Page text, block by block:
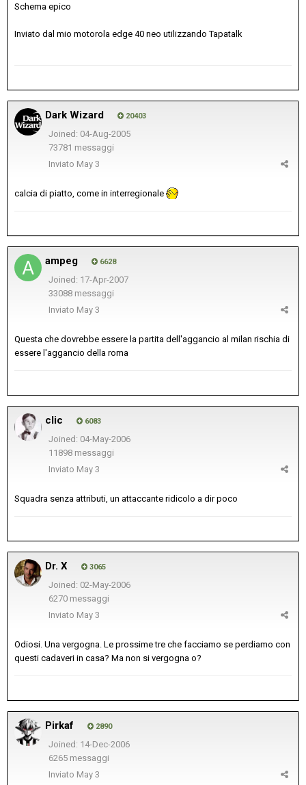
Schema epico
Inviato dal mio motorola edge 40 neo utilizzando Tapatalk
Dark Wizard 20403
Joined: 04-Aug-2005
73781 messaggi
Inviato May 3
calcia di piatto, come in interregionale
ampeg 6628
Joined: 17-Apr-2007
33088 messaggi
Inviato May 3
Questa che dovrebbe essere la partita dell'aggancio al milan rischia di
essere l'aggancio della roma
clic 6083
Joined: 04-May-2006
11898 messaggi
Inviato May 3
Squadra senza attributi, un attaccante ridicolo a dir poco
Dr. X 3065
Joined: 02-May-2006
6270 messaggi
Inviato May 3
Odiosi. Una vergogna. Le prossime tre che facciamo se perdiamo con
questi cadaveri in casa? Ma non si vergogna o?
Pirkaf 2890
Joined: 14-Dec-2006
6265 messaggi
Inviato May 3